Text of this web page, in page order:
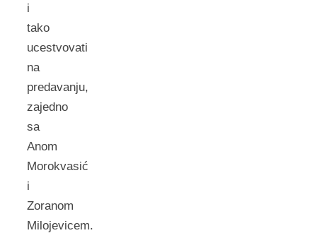
i
tako
ucestvovati
na
predavanju,
zajedno
sa
Anom
Morokvasić
i
Zoranom
Milojevicem.